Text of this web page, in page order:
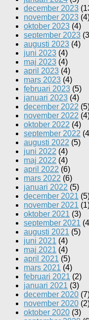
december 2023
november 2023
oktober 2023 (4)
september 2023
augusti 2023 (4)
juni 2023 (4)
maj 2023 (4)
april 2023 (4)
mars 2023 (4)
februari 2023 (5)
januari 2023 (4)
december 2022
november 2022
oktober 2022 (4)
september 2022
augusti 2022 (5)
juni 2022 (4)
maj 2022 (4)
april 2022 (6)
mars 2022 (6)
januari 2022 (5)
december 2021
november 2021
oktober 2021 (3)
september 2021
augusti 2021 (5)
juni 2021 (4)
maj 2021 (4)
april 2021 (5)
mars 2021 (4)
februari 2021 (2)
januari 2021 (3)
december 2020
november 2020
oktober 2020 (3)